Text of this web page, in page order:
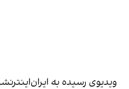
ویدیوی رسیده به